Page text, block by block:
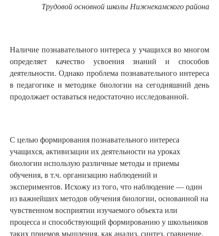
Трудовой основной школы Нижнекамского района
Наличие познавательного интереса у учащихся во многом
определяет качество усвоения знаний и способов
деятельности. Однако проблема познавательного интереса
в педагогике и методике биологии на сегодняшний день
продолжает оставаться недостаточно исследованной.
С целью формирования познавательного интереса
учащихся, активизации их деятельности на уроках
биологии использую различные методы и приемы
обучения, в т.ч. организацию наблюдений и
экспериментов. Исхожу из того, что наблюдение — один
из важнейших методов обучения биологии, основанной на
чувственном восприятии изучаемого объекта или
процесса и способствующий формированию у школьников
таких приемов мышления, как анализ, синтез, сравнение,